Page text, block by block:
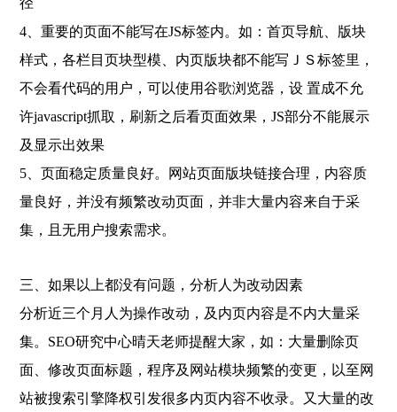
径
4、重要的页面不能写在JS标签内。如：首页导航、版块
样式，各栏目页块型模、内页版块都不能写ＪＳ标签里，
不会看代码的用户，可以使用谷歌浏览器，设 置成不允
许javascript抓取，刷新之后看页面效果，JS部分不能展示
及显示出效果
5、页面稳定质量良好。网站页面版块链接合理，内容质
量良好，并没有频繁改动页面，并非大量内容来自于采
集，且无用户搜索需求。
三、如果以上都没有问题，分析人为改动因素
分析近三个月人为操作改动，及内页内容是不内大量采
集。SEO研究中心晴天老师提醒大家，如：大量删除页
面、修改页面标题，程序及网站模块频繁的变更，以至网
站被搜索引擎降权引发很多内页内容不收录。又大量的改